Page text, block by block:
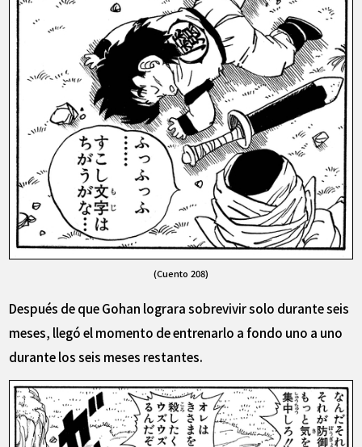
(Cuento 208)
Después de que Gohan lograra sobrevivir solo durante seis
meses, llegó el momento de entrenarlo a fondo uno a uno
durante los seis meses restantes.